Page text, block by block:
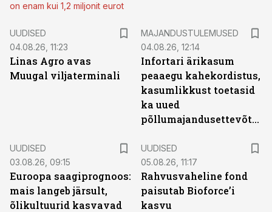
on enam kui 1,2 miljonit eurot
UUDISED
04.08.26, 11:23
Linas Agro avas
Muugal viljaterminali
MAJANDUSTULEMUSED
04.08.26, 12:14
Infortari ärikasum
peaaegu kahekordistus,
kasumlikkust toetasid
ka uued
põllumajandusettevõtted
UUDISED
03.08.26, 09:15
Euroopa saagiprognoos:
mais langeb järsult,
õlikultuurid kasvavad
UUDISED
05.08.26, 11:17
Rahvusvaheline fond
paisutab Bioforce’i
kasvu